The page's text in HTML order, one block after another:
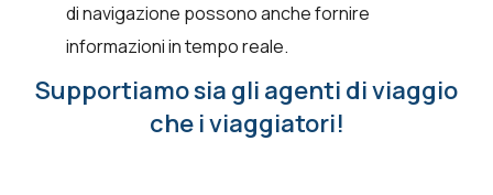
di navigazione possono anche fornire
informazioni in tempo reale.
Supportiamo sia gli agenti di viaggio
che i viaggiatori!